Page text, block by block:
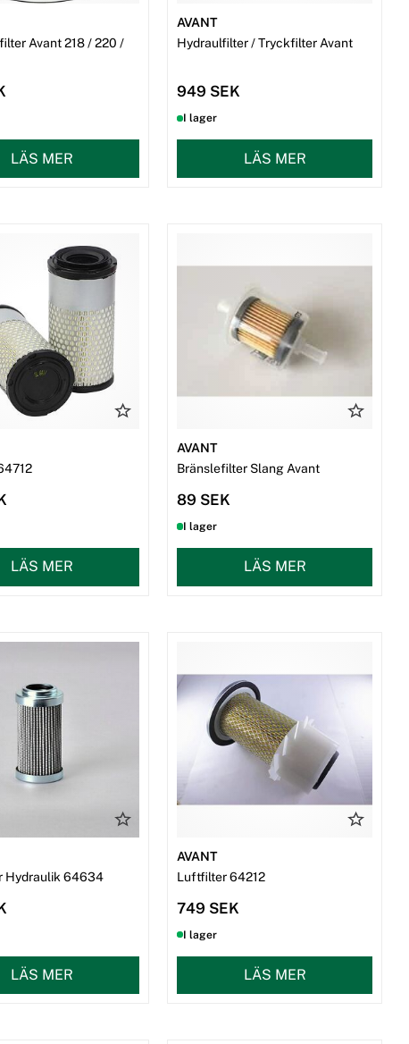
Avant 218 / 220 /
LÄS MER
AVANT
Hydraulfilter / Tryckfilter Avant
949 SEK
I lager
LÄS MER
LÄS MER
AVANT
Bränslefilter Slang Avant
89 SEK
I lager
LÄS MER
Hydraulik 64634
LÄS MER
AVANT
Luftfilter 64212
749 SEK
I lager
LÄS MER